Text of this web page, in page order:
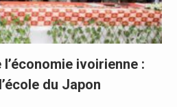
ivoirienne :
du Japon